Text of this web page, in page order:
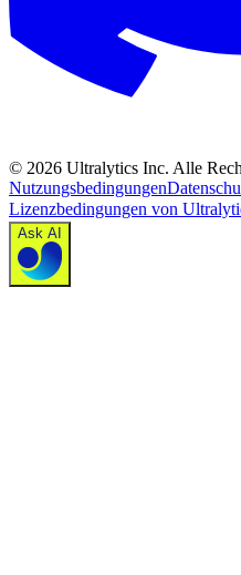
© 2026 Ultralytics Inc. Alle
Nutzungsbedingungen
Lizenzbedingungen von
Ask AI